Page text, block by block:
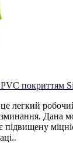
покриттям
легкий
Дана
підвищену